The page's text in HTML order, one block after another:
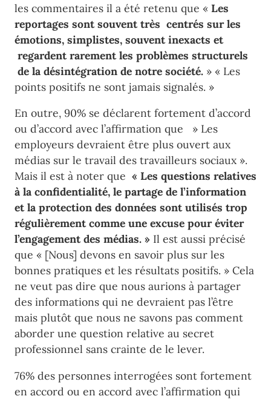
les commentaires il a été retenu que « Les
reportages sont souvent très centrés sur les
émotions, simplistes, souvent inexacts et
regardent rarement les problèmes structurels
de la désintégration de notre société. » « Les
points positifs ne sont jamais signalés. »
En outre, 90% se déclarent fortement d’accord
ou d’accord avec l’affirmation que » Les
employeurs devraient être plus ouvert aux
médias sur le travail des travailleurs sociaux ».
Mais il est à noter que « Les questions relatives
à la confidentialité, le partage de l’information
et la protection des données sont utilisés trop
régulièrement comme une excuse pour éviter
l’engagement des médias. » Il est aussi précisé
que « [Nous] devons en savoir plus sur les
bonnes pratiques et les résultats positifs. » Cela
ne veut pas dire que nous aurions à partager
des informations qui ne devraient pas l’être
mais plutôt que nous ne savons pas comment
aborder une question relative au secret
professionnel sans crainte de le lever.
76% des personnes interrogées sont fortement
en accord ou en accord avec l’affirmation qui